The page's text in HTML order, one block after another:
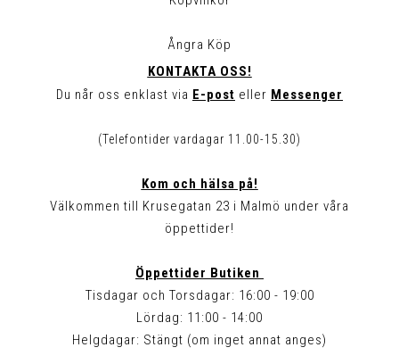
Ångra Köp
KONTAKTA OSS!
Du når oss enklast via E-post eller Messenger
(Telefontider vardagar 11.00-15.30)
Kom och hälsa på!
Välkommen till Krusegatan 23 i Malmö under våra
öppettider!
Öppettider Butiken
Tisdagar och Torsdagar: 16:00 - 19:00
Lördag: 11:00 - 14:00
Helgdagar: Stängt (om inget annat anges)